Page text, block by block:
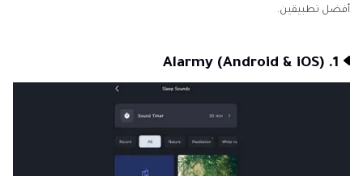
أفضل تطبيقين.
1. Alarmy (Android & iOS)